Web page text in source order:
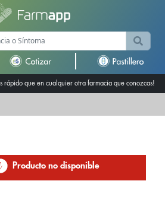
rápido que en cualquier otra farmacia que conozcas!
Producto no disponible